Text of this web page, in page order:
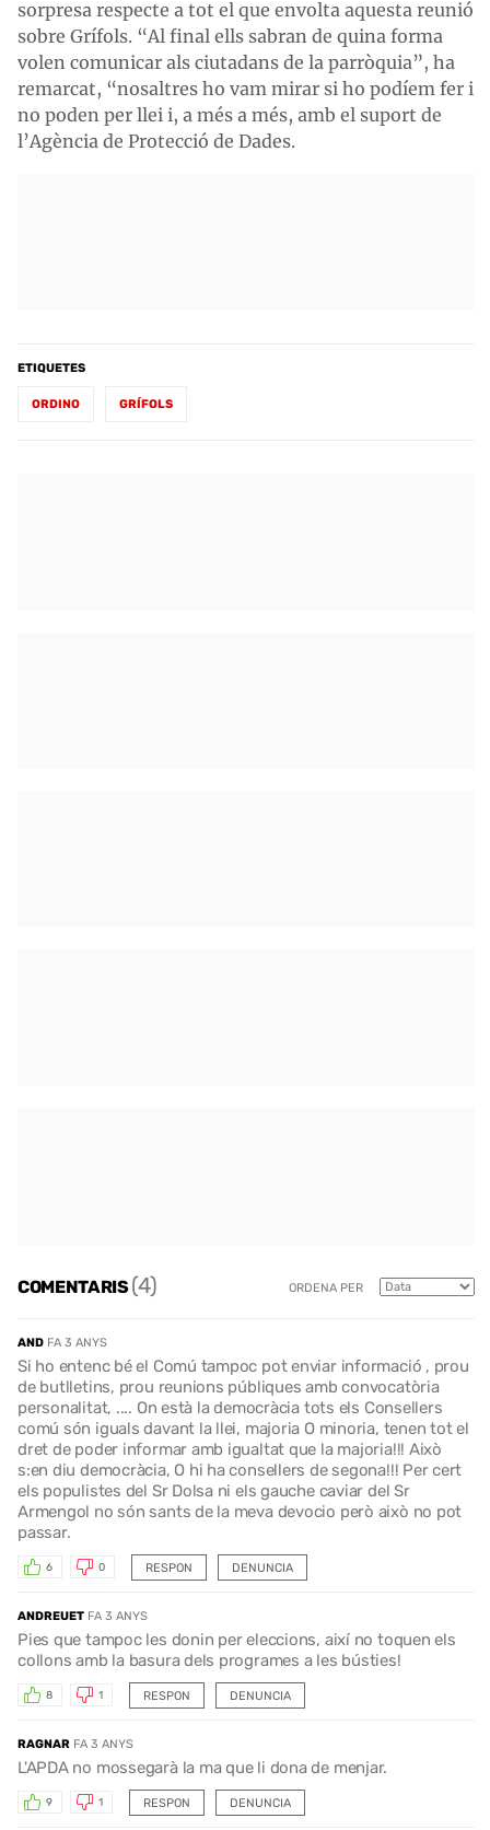
sorpresa respecte a tot el que envolta aquesta reunió
sobre Grífols. “Al final ells sabran de quina forma
volen comunicar als ciutadans de la parròquia”, ha
remarcat, “nosaltres ho vam mirar si ho podíem fer i
no poden per llei i, a més a més, amb el suport de
l’Agència de Protecció de Dades.
ETIQUETES
ORDINO GRÍFOLS
COMENTARIS(4) ORDENA PER
AND FA 3 ANYS
Si ho entenc bé el Comú tampoc pot enviar informació , prou
de butlletins, prou reunions públiques amb convocatòria
personalitat, .... On està la democràcia tots els Consellers
comú són iguals davant la llei, majoria O minoria, tenen tot el
dret de poder informar amb igualtat que la majoria!!! Això
s:en diu democràcia, O hi ha consellers de segona!!! Per cert
els populistes del Sr Dolsa ni els gauche caviar del Sr
Armengol no són sants de la meva devocio però això no pot
passar.
RESPON
6 0 DENUNCIA
ANDREUET FA 3 ANYS
Pies que tampoc les donin per eleccions, així no toquen els
collons amb la basura dels programes a les bústies!
RESPON
8 1 DENUNCIA
RAGNAR FA 3 ANYS
L'APDA no mossegarà la ma que li dona de menjar.
RESPON
9 1 DENUNCIA